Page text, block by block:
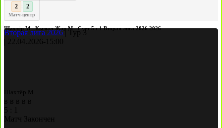
: 2
Матч-центр
Шахтёр М - Кызыл-Жар М - Счет 5 : 1 Вторая лига 2026 2026
Вторая лига 2026 Тур 3
22.04.2026- 15:00
Шахтёр М
в в в в в
5
1
Матч Закончен